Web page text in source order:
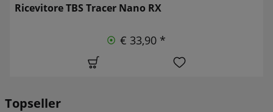
Ricevitore TBS Tracer Nano RX
€ 33,90 *
Topseller